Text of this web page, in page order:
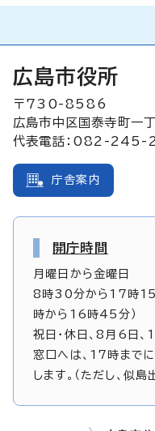
広島市役所
〒730-8586
広島市中区国泰寺町一
代表電話：082-245-
庁舎案内
開庁時間
月曜日から金曜日
8時30分から17時15
時から16時45分）
祝日・休日、8月6日
窓口へは、17時まで
します。（ただし、似